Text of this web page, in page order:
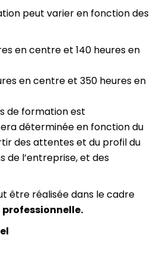
peut varier en fonction des
en centre et 140 heures en
en centre et 350 heures en
de formation est
déterminée en fonction du
des attentes et du profil du
de l’entreprise, et des
être réalisée dans le cadre